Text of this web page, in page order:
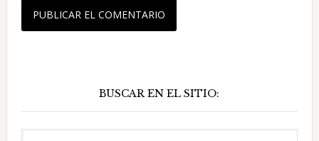
principal
BUSCAR EN EL SITIO: